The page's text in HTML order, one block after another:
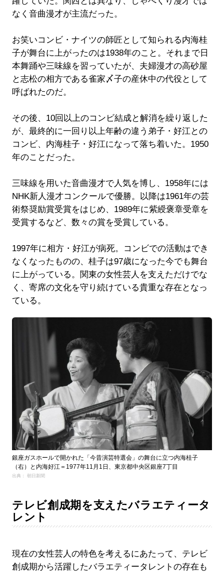
なく音曲漫才が主流だった。
お笑いコンビ・ナイツの師匠として知られる内海桂
子が舞台に上がったのは1938年のこと。それまで日
本舞踊や三味線を習っていたが、夫婦漫才の高砂屋
と志松の相方である雀家〆子の産休中の代役として
呼ばれたのだ。
その後、10回以上のコンビ結成と解消を繰り返した
が、最終的に一回り以上年齢の違う弟子・好江との
コンビ、内海桂子・好江になって落ち着いた。1950
年のことだった。
三味線を用いた音曲漫才で人気を博し、1958年には
NHK新人漫才コンクールで優勝。以降は1961年の芸
術祭奨励賞受賞をはじめ、1989年に紫綬褒章受章を
受賞するなど、数々の賞を受賞している。
1997年に相方・好江が病死。コンビでの活動はでき
なくなったものの、桂子は97歳になった今でも舞台
に上がっている。関東の女性芸人を支えただけでな
く、寄席の文化を守り続けている貴重な存在となっ
ている。
銀座ガスホールで開かれた「今昔演芸特選会」の舞台に立つ内海桂子
（右）と内海好江＝1977年11月1日、東京都中央区銀座7丁目
出典： 朝日新聞
テレビ創成期を支えたバラエティータ
レント
現在の女性芸人の特色を考えるにあたって、テレビ
創成期から活躍したバラエティータレントの存在も